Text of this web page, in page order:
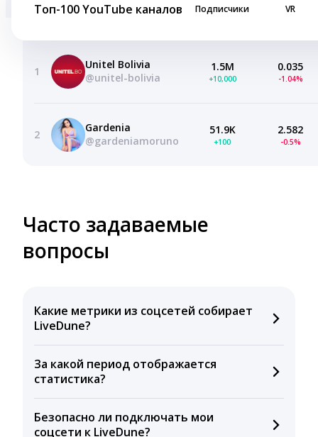
Топ-100 YouTube каналов Подписчики VR
1
Unitel Bolivia
@unitel-bolivia
1.5M
+10,000
0.035
-1.04%
2
Gardenia
@gardeniamoruno
51.9K
+100
2.582
-0.5%
Часто задаваемые
вопросы
Какие метрики из соцсетей собирает
LiveDune?
комментариев, кликов, репостов, охватов и
динамике числа подписчиков. Рекомендуем время
За какой период отображается
статистика?
своим аккаунтам за 1 год при использовании
бесплатного пробного периода или при
Безопасно ли подключать мои
соцсети к LiveDune?